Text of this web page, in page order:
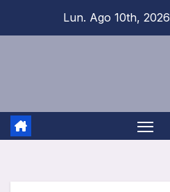
Lun. Ago 10th, 2026